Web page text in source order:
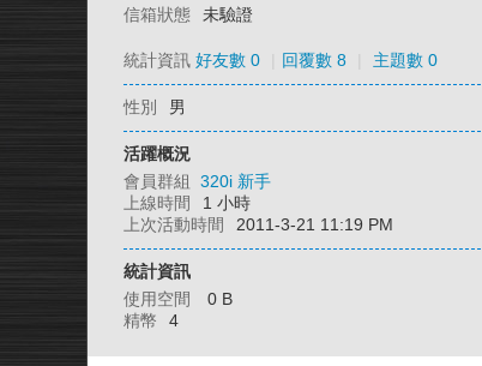
信箱狀態
未驗證
統計資訊 好友數 0 回覆數 8 主題數 0
性別 男
活躍概況
會員群組 320i 新手
上線時間
1 小時
上次活動時間
2011-3-21 11:19 PM
統計資訊
使用空間
0 B
精幣
4